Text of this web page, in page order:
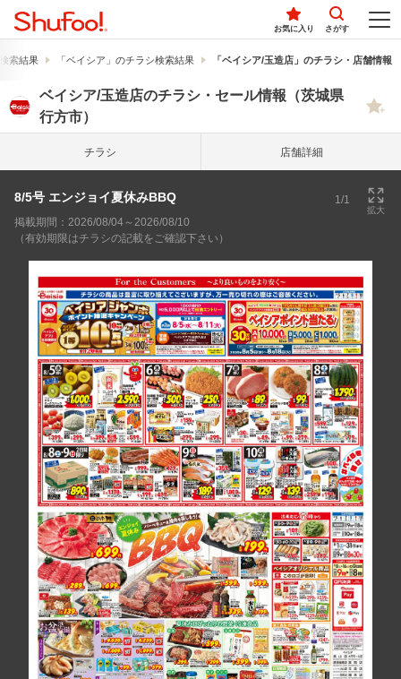
お気に入り さがす
索結果 「ベイシア」のチラシ検索結果 「ベイシア/玉造店」のチラシ・店舗情報
ベイシア/玉造店のチラシ・セール情報（茨城県
行方市）
チラシ 店舗詳細
8/5号 エンジョイ夏休みBBQ 1/1
拡大
掲載期間：2026/08/04～2026/08/10
（有効期限はチラシの記載をご確認下さい）